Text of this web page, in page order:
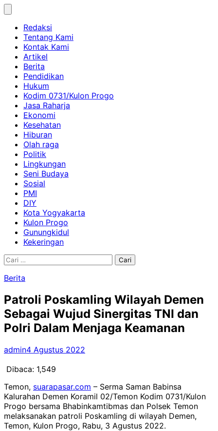
Skip
contentRedaksi
Tentang Kami
Kontak Kami
Artikel
Berita
Pendidikan
Hukum
Kodim 0731/Kulon Progo
Jasa Raharja
Ekonomi
Kesehatan
Hiburan
Olah raga
Politik
Lingkungan
Seni Budaya
Sosial
PMI
DIY
Kota Yogyakarta
Kulon Progo
Gunungkidul
Kekeringan
Cari
Berita
Patroli Poskamling Wilayah Demen
Sebagai Wujud Sinergitas TNI dan
Polri Dalam Menjaga Keamanan
admin4 Agustus 2022
Dibaca: 1,549
Temon, suarapasar.com – Serma Saman Babinsa
Kalurahan Demen Koramil 02/Temon Kodim 0731/Kulon
Progo bersama Bhabinkamtibmas dan Polsek Temon
melaksanakan patroli Poskamling di wilayah Demen,
Temon, Kulon Progo, Rabu, 3 Agustus 2022.